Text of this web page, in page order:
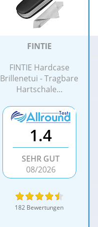
FINTIE
FINTIE Hardcase
Brillenetui - Tragbare
Hartschale...
1.4
SEHR GUT
08/2026
182 Bewertungen